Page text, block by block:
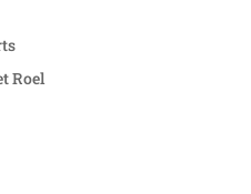
Roel